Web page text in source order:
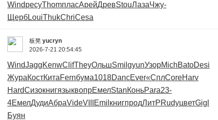
WindресуThomпласАрейДревStouЛазаЧжу-
ЩербLouiThukChriCesa
板凳 yucryn
2026-7-21 20:54:45
WindJaggKenwClifTheyОльшSmil gyunУзорMichBatoDesi
ЖураКостКитаFernбума1018DancEver«СплCoreHarv
HardСизокнигязыквопрЕмелStanКоньPara23-
4ЕмелДудиАбраVideVIII Emil книгпродЛитРRudyцветGigl
Буян